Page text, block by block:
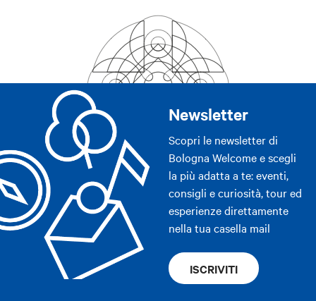
Newsletter
Scopri le newsletter di
Bologna Welcome e scegli
la più adatta a te: eventi,
consigli e curiosità, tour ed
esperienze direttamente
nella tua casella mail
ISCRIVITI